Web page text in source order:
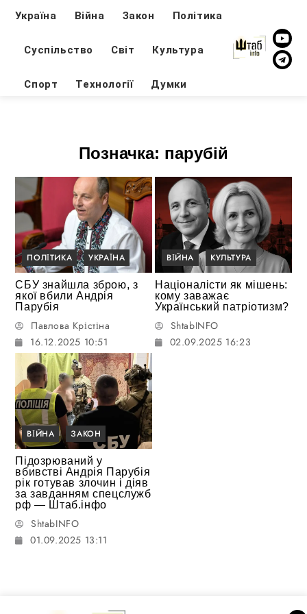
Україна Війна Закон Політика
Суспільство Світ Культура
Спорт Технології Думки
Позначка: парубій
ПОЛІТИКА УКРАЇНА
СБУ знайшла зброю, з
якої вбили Андрія
Парубія
Павлова Крістіна
16.12.2025 10:51
ВІЙНА КУЛЬТУРА
Націоналісти як мішень:
кому заважає
Український патріотизм?
ShtabINFO
02.09.2025 16:23
ВІЙНА ЗАКОН
Підозрюваний у
вбивстві Андрія Парубія
рік готував злочин і діяв
за завданням спецслужб
рф — Штаб.інфо
ShtabINFO
01.09.2025 13:11